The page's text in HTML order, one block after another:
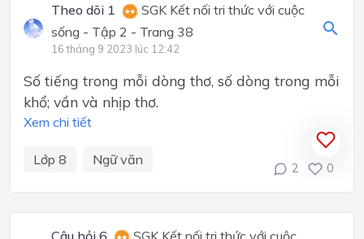
Theo dõi 1
SGK Kết nối tri thức với cuộc
sống - Tập 2 - Trang 38
16 tháng 9 2023 lúc 12:42
Số tiếng trong mỗi dòng thơ, số dòng trong mỗi
khổ; vần và nhịp thơ.
Xem chi tiết
Lớp 8 Ngữ văn
2 0
Câu hỏi 6
SGK Kết nối tri thức với cuộc